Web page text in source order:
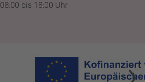
08:00 bis 18:00 Uhr